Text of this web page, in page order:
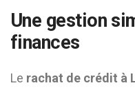
Une gestion
finances
Le rachat de crédit à